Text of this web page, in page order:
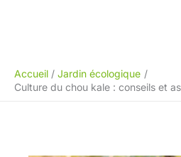
Accueil
Jardin écologique
Culture du chou kale : conseils et